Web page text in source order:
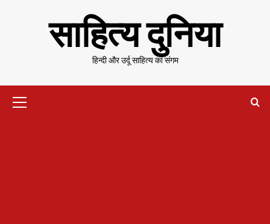
साहित्य दुनिया
हिन्दी और उर्दू साहित्य का संगम
Menu